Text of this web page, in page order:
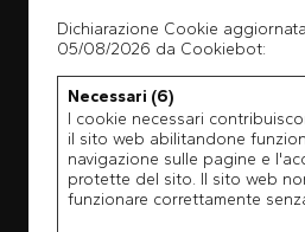
Dichiarazione Cookie
05/08/2026 da Cookiebot:
Necessari (6)
I cookie necessari
il sito web abilitandone
navigazione sulle pagine e
protette del sito. Il sito web
funzionare correttamente